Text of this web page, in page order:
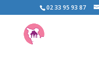
02 33 95 93 87